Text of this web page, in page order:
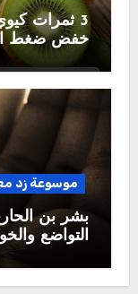
3 ثمرات
خفض ضغط
موسوعة زد
بشر بن
التواضع